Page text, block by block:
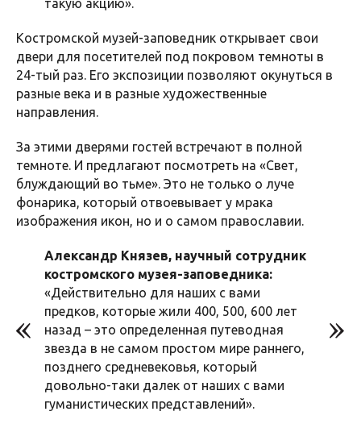
такую акцию».
Костромской музей-заповедник открывает свои
двери для посетителей под покровом темноты в
24-тый раз. Его экспозиции позволяют окунуться в
разные века и в разные художественные
направления.
За этими дверями гостей встречают в полной
темноте. И предлагают посмотреть на «Свет,
блуждающий во тьме». Это не только о луче
фонарика, который отвоевывает у мрака
изображения икон, но и о самом православии.
Александр Князев, научный сотрудник
костромского музея-заповедника:
«Действительно для наших с вами
предков, которые жили 400, 500, 600 лет
назад – это определенная путеводная
звезда в не самом простом мире раннего,
позднего средневековья, который
довольно-таки далек от наших с вами
гуманистических представлений».